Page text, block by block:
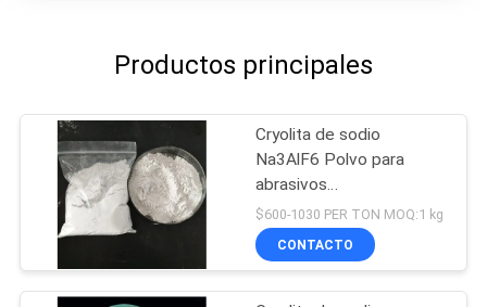
Productos principales
Cryolita de sodio
Na3AlF6 Polvo para
abrasivos
Hexafluoroaluminato de
sodio
$600-1030 PER TON MOQ:1 kg
CONTACTO